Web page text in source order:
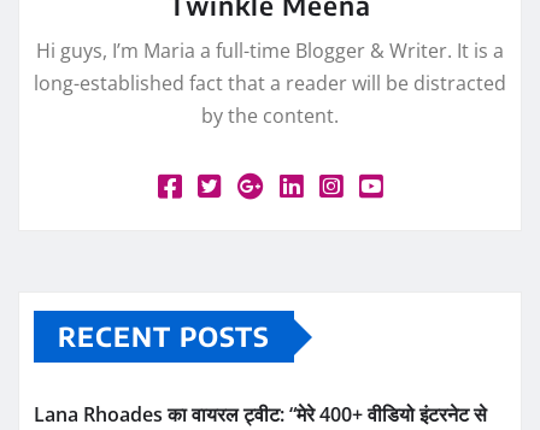
Hi guys, I’m Maria a full-time Blogger & Writer. It is a
long-established fact that a reader will be distracted
by the content.
RECENT POSTS
Lana Rhoades का वायरल ट्वीट: “मेरे 400+ वीडियो इंटरनेट से